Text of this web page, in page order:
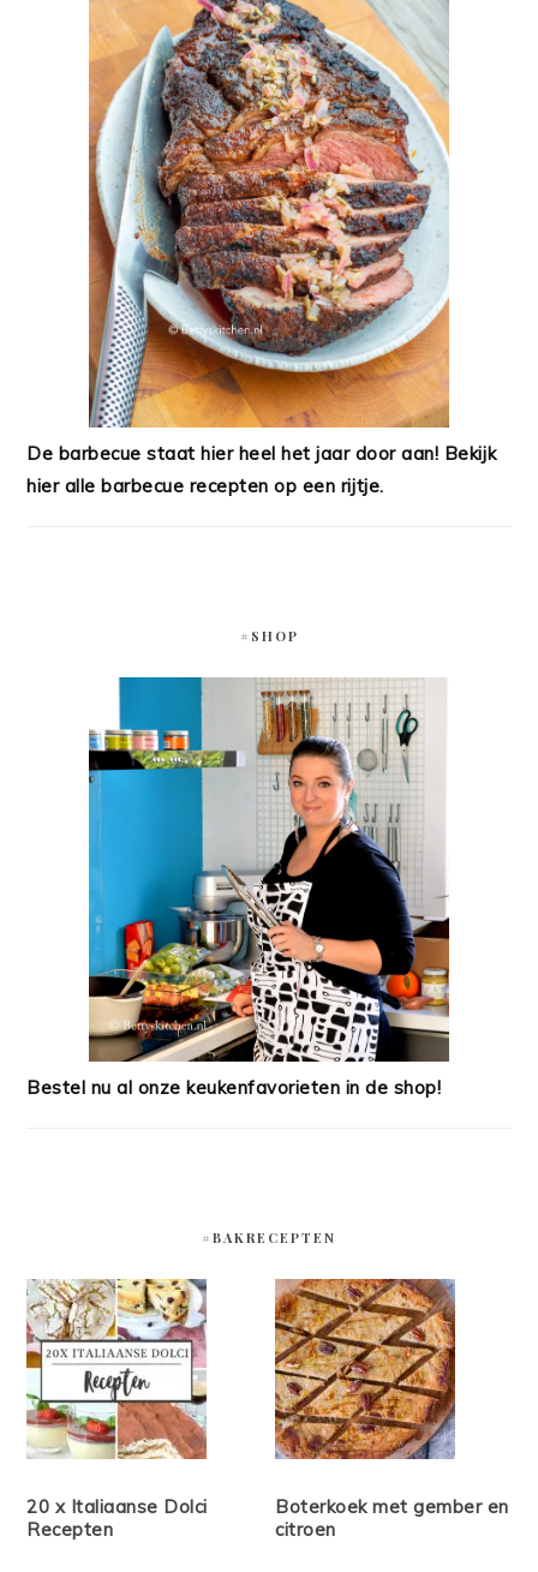
De barbecue staat hier heel het jaar door aan! Bekijk
hier alle barbecue recepten op een rijtje.
#SHOP
Bestel nu al onze keukenfavorieten in de shop!
#BAKRECEPTEN
20 x Italiaanse Dolci
Recepten
Boterkoek met gember en
citroen